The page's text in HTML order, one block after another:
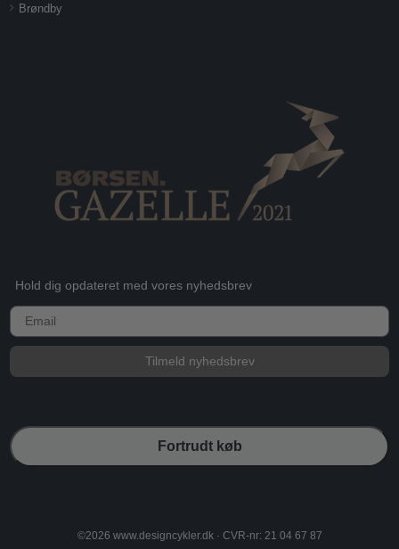
Brøndby
Hold dig opdateret med vores nyhedsbrev
E-mail
Tilmeld nyhedsbrev
Fortrudt køb
©2026 www.designcykler.dk · CVR-nr: 21 04 67 87